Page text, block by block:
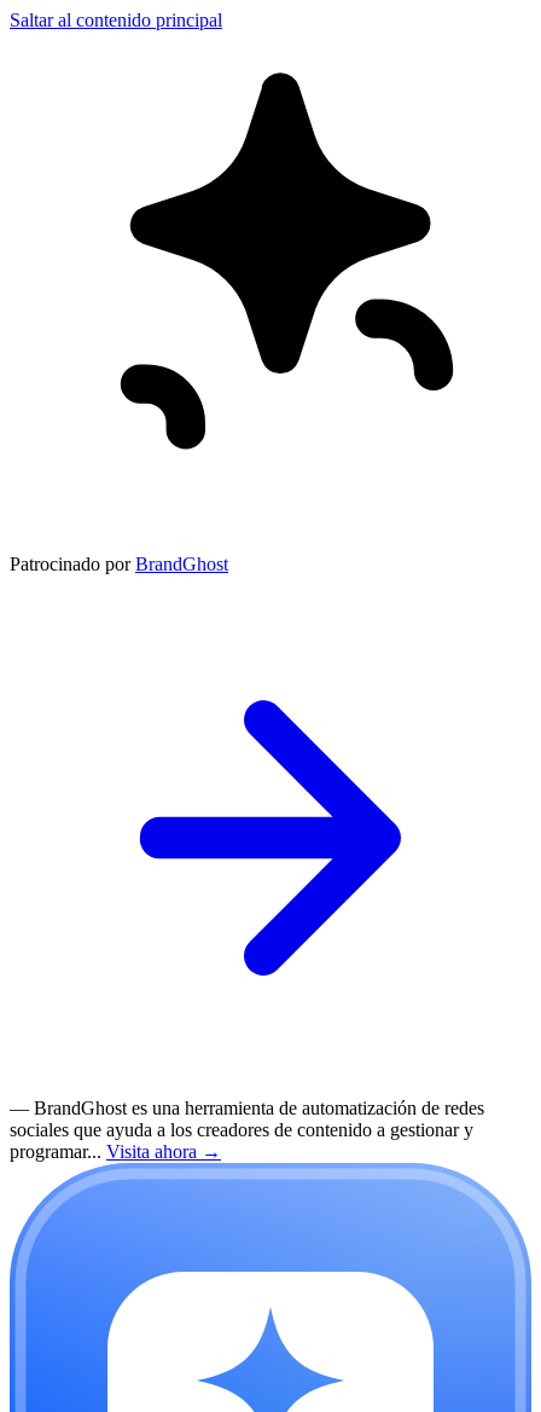
Saltar al contenido principal
Patrocinado por BrandGhost
— BrandGhost es una herramienta de automatización de redes
sociales que ayuda a los creadores de contenido a gestionar y
programar... Visita ahora →